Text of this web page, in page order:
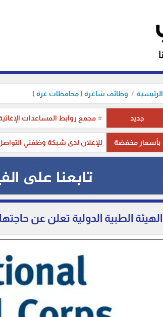
الرئيسية وظائف شاغرة ( محافظات غزة )
جديد ⭐ مجمع روابط المساعدات
بأسعار مخفضة للإعلان لدى شبكة وظفني التواصل على
الهيئة الطبية الدولية تعلن عن